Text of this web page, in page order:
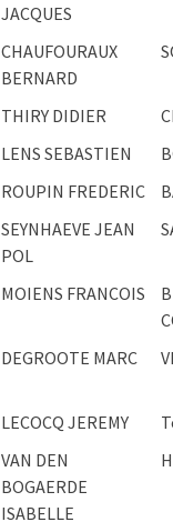
JACQUES
CHAUFOURAUX
BERNARD
THIRY DIDIER
LENS SEBASTIEN
ROUPIN FREDERIC
SEYNHAEVE JEAN
POL
MOIENS FRANCOIS
DEGROOTE MARC
LECOCQ JEREMY
VAN DEN
BOGAERDE
ISABELLE